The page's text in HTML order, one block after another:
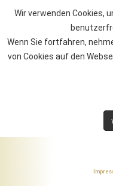
Wir verwenden Cookies,
Wenn Sie fortfahren,
von Cookies auf den